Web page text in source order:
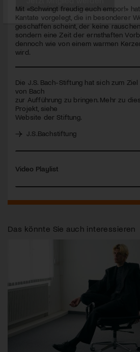
seconds
Mit «Schwingt freudig euch empor!»
Kantate vorgelegt, die in besonderer
geschaffen scheint, der keine
sondern eine Zeit der ernsthaften
dennoch wie von einem warmen
wird.
Die J.S. Bach-Stiftung hat sich zum
von Bach
zur Aufführung zu bringen. Mehr zu
Projekt, siehe
Website der Stiftung.
J.S.Bachstiftung
Video Playlist
Das könnte Sie auch interessieren
Jetzt Mitglied werden